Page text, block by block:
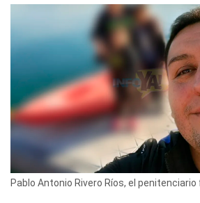
Pablo Antonio Rivero Ríos, el penitenciario